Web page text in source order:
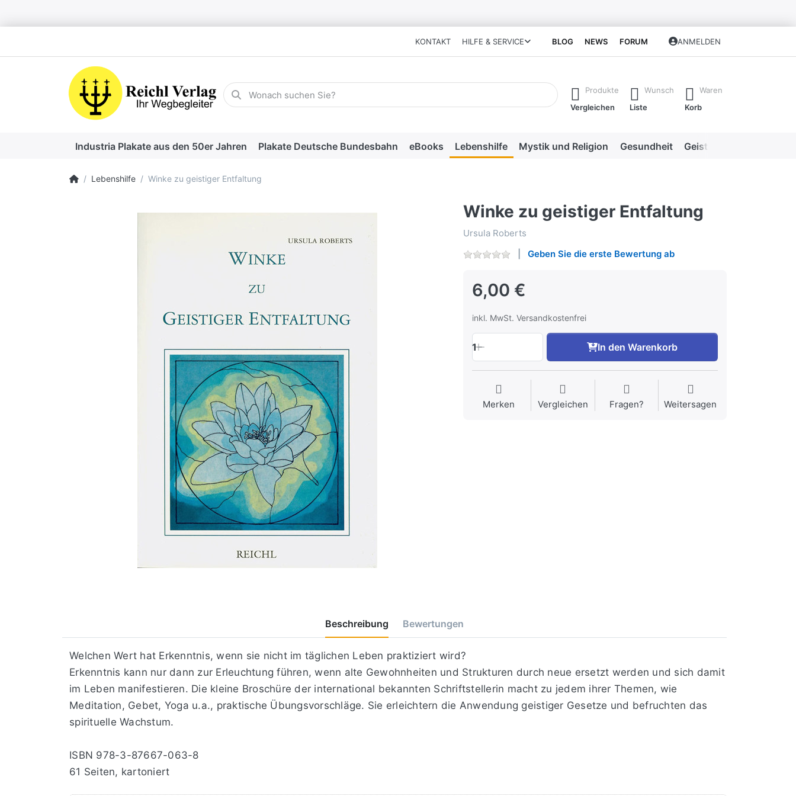
KONTAKT HILFE & SERVICE BLOG NEWS FORUM ANMELDEN
Geben Sie einen Suchbegriff ein. Während Sie tippen, erscheinen automatisch erste Ergebnisse. Drücken Sie die Eingabetaste, um alle
Produkte
Vergleichen
Wunsch
Liste
Waren
Korb
Industria Plakate aus den 50er Jahren Plakate Deutsche Bundesbahn eBooks Lebenshilfe Mystik und Religion Gesundheit Geistige Heilweisen
Startseite
Lebenshilfe Winke zu geistiger Entfaltung
Winke zu geistiger Entfaltung
Ursula Roberts
Geben Sie die erste Bewertung ab
6,00 €
inkl. MwSt. Versandkostenfrei
1 In den Warenkorb
Merken Vergleichen Fragen? Weitersagen
Beschreibung Bewertungen
Welchen Wert hat Erkenntnis, wenn sie nicht im täglichen Leben praktiziert wird?
Erkenntnis kann nur dann zur Erleuchtung führen, wenn alte Gewohnheiten und Strukturen durch neue ersetzt werden und sich damit
im Leben manifestieren. Die kleine Broschüre der international bekannten Schriftstellerin macht zu jedem ihrer Themen, wie
Meditation, Gebet, Yoga u.a., praktische Übungsvorschläge. Sie erleichtern die Anwendung geistiger Gesetze und befruchten das
spirituelle Wachstum.
ISBN 978-3-87667-063-8
61 Seiten, kartoniert